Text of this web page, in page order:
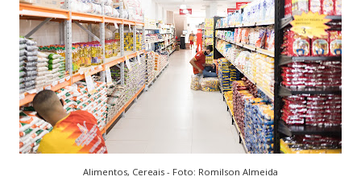
Alimentos, Cereais - Foto: Romilson Almeida